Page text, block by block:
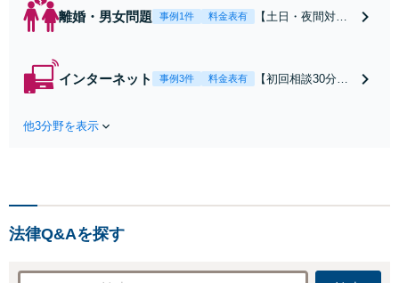
離婚・男女問題 事例1件 料金表有
【土日・夜間対応
れたら、サインす
インターネット 事例3件 料金表有
【初回相談30分無
お店の風評被害対
応可：開示請求の
他3分野を表示
法律Q&Aを探す